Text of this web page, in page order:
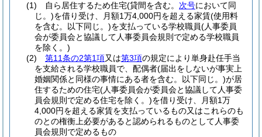
(1)
自ら居住するため住宅(貸間を含む。 次号において同
じ。)を借り受け、月額1万4,000円を超える家賃(使用料
を含む。以下同じ。)を支払っている学校職員(人事委員
会が委員会と協議して人事委員会規則で定める学校職員
を除く。)
(2)
第11条の2第1項又は第3項の規定により単身赴任手当
を支給される学校職員で、配偶者(届出をしないが事実上
婚姻関係と同様の事情にある者を含む。以下同じ。)が居
住するための住宅(人事委員会が委員会と協議して人事委
員会規則で定める住宅を除く。)を借り受け、月額1万
4,000円を超える家賃を支払っているもの又はこれらのも
のとの権衡上必要があると認められるものとして人事委
員会規則で定めるもの